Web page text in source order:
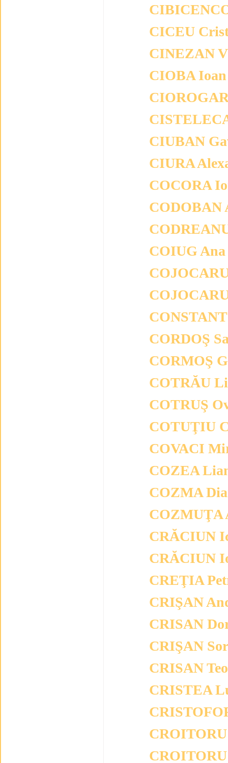
CICEU
CINEZAN
CIOBA Ioan
CIUBAN
CIURA
COCORA
CODOBAN
COIUG Ana
CORDOŞ
CORMOŞ
COTRĂU
COTRUŞ
COTUŢIU
COVACI
COZEA
COZMA
COZMUŢA
CRĂCIUN
CRĂCIUN
CREŢIA
CRIŞAN
CRISAN
CRIŞAN
CRISAN
CRISTEA